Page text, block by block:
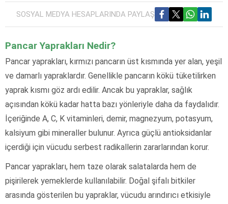
SOSYAL MEDYA HESAPLARINDA PAYLAŞ
Pancar Yaprakları Nedir?
Pancar yaprakları, kırmızı pancarın üst kısmında yer alan, yeşil
ve damarlı yapraklardır. Genellikle pancarın kökü tüketilirken
yaprak kısmı göz ardı edilir. Ancak bu yapraklar, sağlık
açısından kökü kadar hatta bazı yönleriyle daha da faydalıdır.
İçeriğinde A, C, K vitaminleri, demir, magnezyum, potasyum,
kalsiyum gibi mineraller bulunur. Ayrıca güçlü antioksidanlar
içerdiği için vücudu serbest radikallerin zararlarından korur.
Pancar yaprakları, hem taze olarak salatalarda hem de
pişirilerek yemeklerde kullanılabilir. Doğal şifalı bitkiler
arasında gösterilen bu yapraklar, vücudu arındırıcı etkisiyle